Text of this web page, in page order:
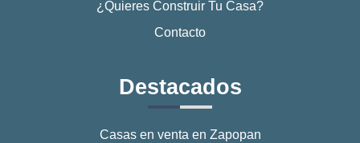
¿Quieres Construir Tu Casa?
Contacto
Destacados
Casas en venta en Zapopan